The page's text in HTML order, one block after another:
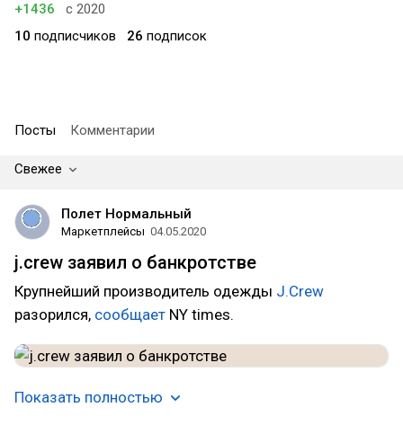
+1436
с 2020
10 подписчиков 26 подписок
Посты Комментарии
Свежее
Полет Нормальный
Маркетплейсы 04.05.2020
j.crew заявил о банкротстве
Крупнейший производитель одежды J.Crew
разорился, сообщает NY times.
Показать полностью